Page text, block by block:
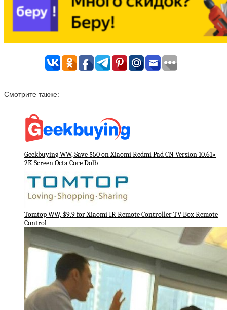
Смотрите также:
Geekbuying WW, Save $50 on Xiaomi Redmi Pad CN Version 10.61»
2K Screen Octa Core Dolb
Tomtop WW, $9.9 for Xiaomi IR Remote Controller TV Box Remote
Control